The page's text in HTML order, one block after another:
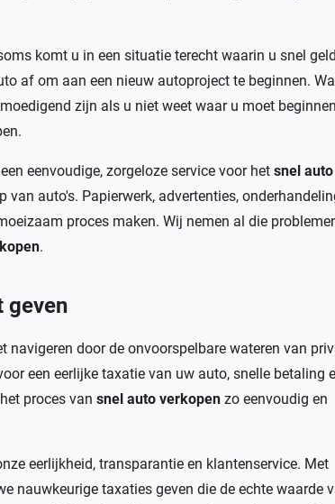
komt u in een situatie terecht waarin u snel
af om aan een nieuw autoproject te beginnen.
zijn als u niet weet waar u moet
eenvoudige, zorgeloze service voor het snel auto
van auto's. Papierwerk, advertenties,
proces maken. Wij nemen al die
.
geven
navigeren door de onvoorspelbare wateren van
een eerlijke taxatie van uw auto, snelle betaling
proces van snel auto verkopen zo eenvoudig en
eerlijkheid, transparantie en klantenservice. Met
nauwkeurige taxaties geven die de echte waarde